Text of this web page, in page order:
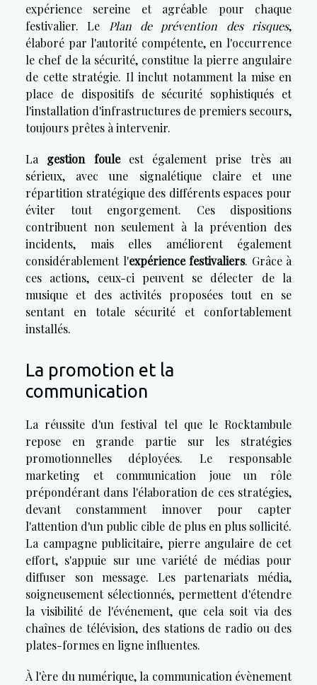
expérience sereine et agréable pour chaque
festivalier. Le
Plan de prévention des risques,
élaboré par l'autorité compétente, en l'occurrence
le chef de la sécurité, constitue la pierre angulaire
de cette stratégie. Il inclut notamment la mise en
place de dispositifs de sécurité sophistiqués et
l'installation d'infrastructures de premiers secours,
toujours prêtes à intervenir.
La gestion fouleest également prise très au
sérieux, avec une signalétique claire et une
répartition stratégique des différents espaces pour
éviter tout engorgement. Ces dispositions
contribuent non seulement à la prévention des
incidents, mais elles améliorent également
considérablement l'expérience festivaliers. Grâce à
ces actions, ceux-ci peuvent se délecter de la
musique et des activités proposées tout en se
sentant en totale sécurité et confortablement
installés.
La promotion et la
communication
La réussite d'un festival tel que le Rocktambule
repose en grande partie sur les stratégies
promotionnelles déployées. Le responsable
marketing et communication joue un rôle
prépondérant dans l'élaboration de ces stratégies,
devant constamment innover pour capter
l'attention d'un public cible de plus en plus sollicité.
La campagne publicitaire, pierre angulaire de cet
effort, s'appuie sur une variété de médias pour
diffuser son message. Les partenariats média,
soigneusement sélectionnés, permettent d'étendre
la visibilité de l'événement, que cela soit via des
chaînes de télévision, des stations de radio ou des
plates-formes en ligne influentes.
À l'ère du numérique, la communication évènement